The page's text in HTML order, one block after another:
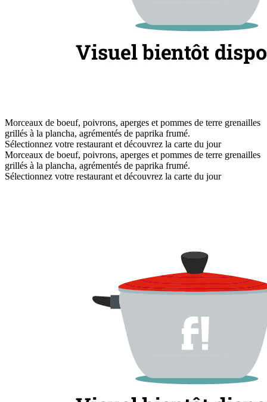
Morceaux de boeuf, poivrons, aperges et pommes de terre grenailles
grillés à la plancha, agrémentés de paprika frumé.
Sélectionnez votre restaurant et découvrez la carte du jour
Morceaux de boeuf, poivrons, aperges et pommes de terre grenailles
grillés à la plancha, agrémentés de paprika frumé.
Sélectionnez votre restaurant et découvrez la carte du jour